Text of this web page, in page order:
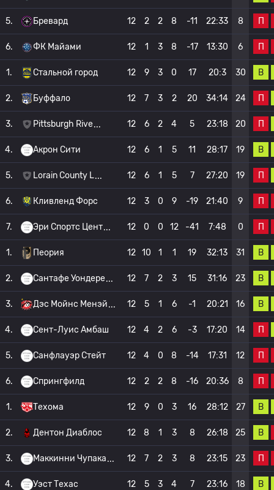
5. Бревард 12 2 2 8 -11 22:33 8 П
6. ФК Майами 12 1 3 8 -17 13:30 6 П
1. Стальной город 12 9 3 0 17 20:3 30 В
2. Буффало 12 7 3 2 20 34:14 24 П
3. Pittsburgh Rive 12 6 2 4 5 23:18 20 П
4. Акрон Сити 12 6 1 5 11 28:17 19 В
5. Lorain County L 12 6 1 5 7 27:20 19 П
6. Кливленд Форс 12 3 0 9 -19 21:40 9 П
7. Эри Спортс Цент 12 0 0 12 -41 7:48 0 П
1. Пеория 12 10 1 1 19 32:13 31 В
2. Сантафе Уондере 12 7 2 3 15 31:16 23 В
3. Дэс Мойнс Менэй 12 5 1 6 -1 20:21 16 В
4. Сент-Луис Амбаш 12 4 2 6 -3 17:20 14 П
5. Санфлауэр Стейт 12 4 0 8 -14 17:31 12 П
6. Спрингфилд 12 2 2 8 -16 20:36 8 П
1. Техома 12 9 0 3 16 28:12 27 В
2. Дентон Диаблос 12 8 1 3 8 26:18 25 В
3. Маккинни Чупака 12 7 2 3 8 23:15 23 П
4. Уэст Техас 12 5 3 4 7 23:16 18 В